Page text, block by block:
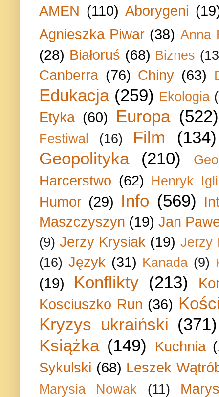
AMEN (110) Aborygeni
Agnieszka Piwar (38) Anna
(28) Białoruś (68) Biznes
Canberra (76) Chiny (63)
Edukacja (259) Ekologia
Etyka (60) Europa (522)
Festiwal (16) Film
(134)
Geopolityka
(210)
Harcerstwo (62) Henryk
Humor (29) Info (569)
Maszczyszyn (19) Jan
(9) Jerzy Krysiak (19) Jerzy
(16) Język (31) Kanada (9)
(19) Konflikty (213)
Kosciuszko Run (36)
Kryzys ukraiński (371)
Książka (149) Kuchnia
Sykulski (68) Leszek
Marysia Nowak (11)